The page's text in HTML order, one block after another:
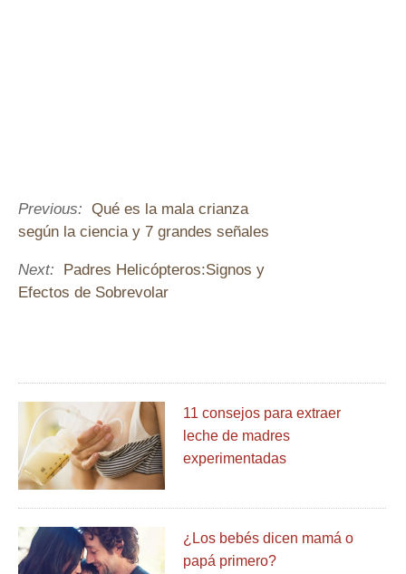
Previous: Qué es la mala crianza
según la ciencia y 7 grandes señales
Next:
Padres Helicópteros:Signos y
Efectos de Sobrevolar
11 consejos para extraer
leche de madres
experimentadas
¿Los bebés dicen mamá o
papá primero?